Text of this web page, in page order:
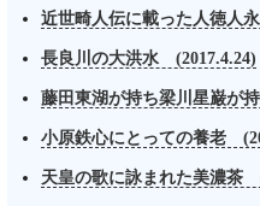
近世畸人伝に載った人徳人
長良川の大洪水 (2017.4.24)
藤田東湖が持ち梁川星巌が
小原鉄心にとっての養老
天皇の歌に詠まれた美濃茶